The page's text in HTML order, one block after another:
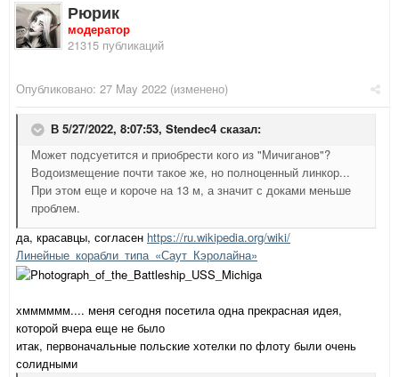
Рюрик
модератор
21315 публикаций
Опубликовано: 27 May 2022 (изменено)
В 5/27/2022, 8:07:53, Stendec4 сказал:
Может подсуетится и приобрести кого из "Мичиганов"?
Водоизмещение почти такое же, но полноценный линкор...
При этом еще и короче на 13 м, а значит с доками меньше
проблем.
да, красавцы, согласен https://ru.wikipedia.org/wiki/
Линейные_корабли_типа_«Саут_Кэролайна»
хмммммм.... меня сегодня посетила одна прекрасная идея,
которой вчера еще не было
итак, первоначальные польские хотелки по флоту были очень
солидными